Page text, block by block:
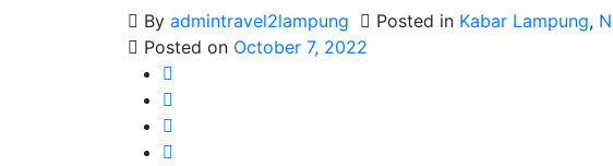
By admintravel2lampung Posted in Kabar Lampung,
Posted on October 7, 2022